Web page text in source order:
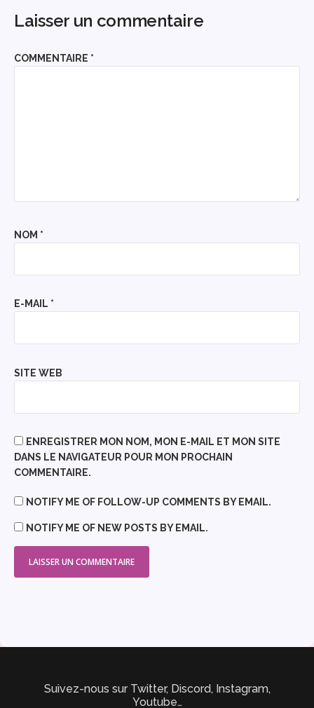
Laisser un commentaire
COMMENTAIRE *
NOM *
E-MAIL *
SITE WEB
ENREGISTRER MON NOM, MON E-MAIL ET MON SITE
DANS LE NAVIGATEUR POUR MON PROCHAIN
COMMENTAIRE.
NOTIFY ME OF FOLLOW-UP COMMENTS BY EMAIL.
NOTIFY ME OF NEW POSTS BY EMAIL.
Suivez-nous sur Twitter, Discord, Instagram,
Youtube…